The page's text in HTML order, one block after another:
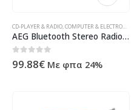
CD-PLAYER & RADIO,COMPUTER & ELECTRONIC
AEG Bluetooth Stereo Radio with CD/MP3 SR 4375 BT/CD/USB/MP3 black
0 out of 5
99.88€ Με φπα 24%